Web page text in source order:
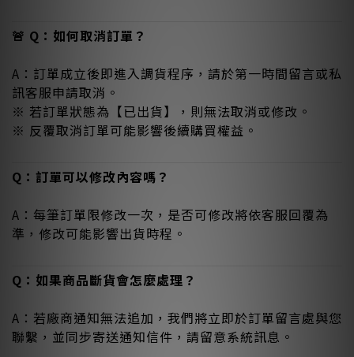
🚨 Q：如何取消訂單？
A：訂單成立後即進入調貨程序，請於第一時間留言或私
訊客服申請取消。
※ 若訂單狀態為【已出貨】，則無法取消或修改。
※ 反覆取消訂單可能影響後續購買權益。
Q：訂單可以修改內容嗎？
A：每筆訂單限修改一次，是否可修改將依客服回覆為
準，修改可能影響出貨時程。
Q：如果商品斷貨會怎麼處理？
A：若廠商通知無法追加，我們將立即於訂單留言處與您
聯繫，並同步寄送通知信件，請留意系統訊息。